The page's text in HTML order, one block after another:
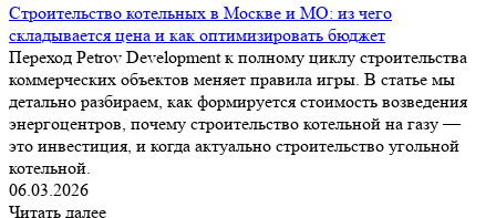
Строительство котельных в Москве и МО: из чего
складывается цена и как оптимизировать бюджет
Переход Petrov Development к полному циклу строительства
коммерческих объектов меняет правила игры. В статье мы
детально разбираем, как формируется стоимость возведения
энергоцентров, почему строительство котельной на газу —
это инвестиция, и когда актуально строительство угольной
котельной.
06.03.2026
Читать далее